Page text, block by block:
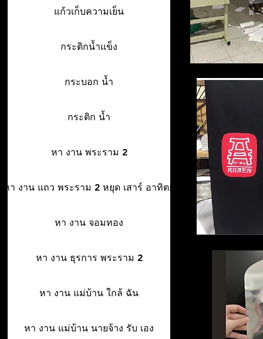
แก้วเก็บความเย็น
กระติกน้ำแข็ง
กระบอก น้ำ
กระติก น้ำ
หา งาน พระราม 2
หา งาน แถว พระราม 2 หยุด เสาร์ อาทิตย์
หา งาน จอมทอง
หา งาน ธุรการ พระราม 2
หา งาน แม่บ้าน ใกล้ ฉัน
หา งาน แม่บ้าน นายจ้าง รับ เอง